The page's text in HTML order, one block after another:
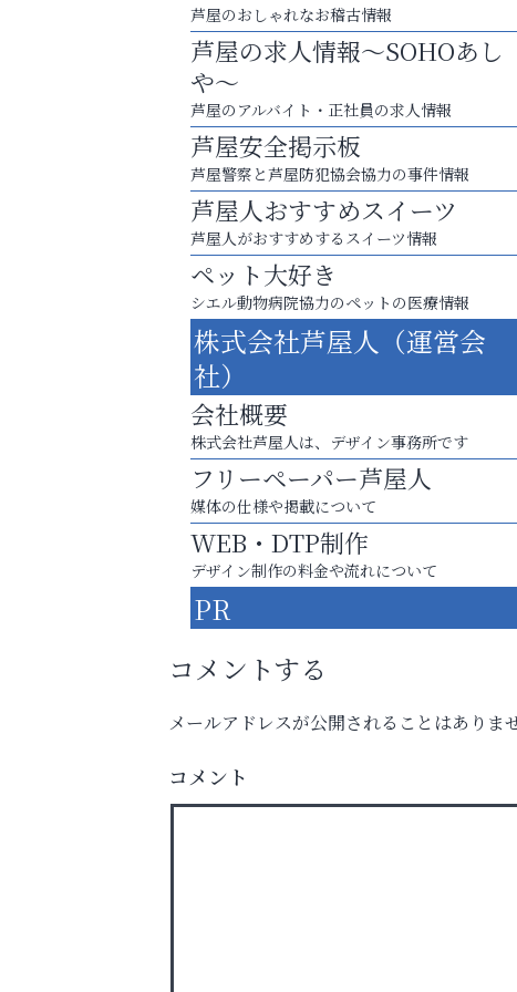
スマホは何時間までなら大丈夫？ ～スマホ時代
に知っておきたい子どもの近視対策～
便利屋ファースト
庭のお手入れから遺品整理まで
阪神相続相談協会
芦屋のおしゃれなお稽古情報
芦屋の求人情報～SOHOあし
や～
芦屋のアルバイト・正社員の求人情報
芦屋安全掲示板
芦屋警察と芦屋防犯協会協力の事件情報
芦屋人おすすめスイーツ
芦屋人がおすすめするスイーツ情報
ペット大好き
シエル動物病院協力のペットの医療情報
株式会社芦屋人（運営会
社）
会社概要
株式会社芦屋人は、デザイン事務所です
フリーペーパー芦屋人
媒体の仕様や掲載について
WEB・DTP制作
デザイン制作の料金や流れについて
PR
コメントする
メールアドレスが公開されることはありま
コメント